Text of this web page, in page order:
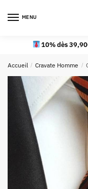
MENU
10% dès
Accueil / Cravate Homme /